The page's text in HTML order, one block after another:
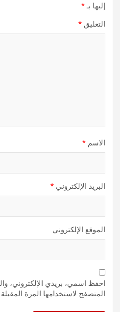
إليها بـ*
التعليق *
الاسم *
البريد الإلكتروني *
الموقع الإلكتروني
احفظ اسمي، بريدي الإلكتروني،
المتصفح لاستخدامها المرة